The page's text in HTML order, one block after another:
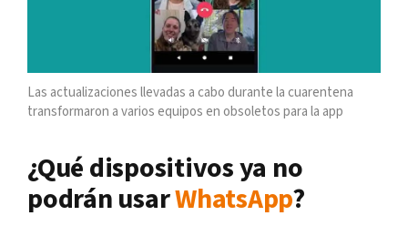
Las actualizaciones llevadas a cabo durante la cuarentena
transformaron a varios equipos en obsoletos para la app
¿Qué dispositivos ya no
podrán usarWhatsApp?